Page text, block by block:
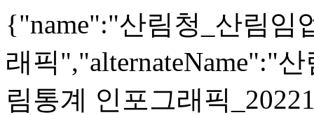
{"name":"산림청_산림임
래픽","alternateName":"
림통계 인포그래픽